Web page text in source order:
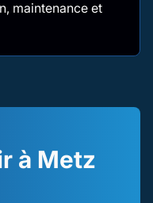
maintenance et
à Metz